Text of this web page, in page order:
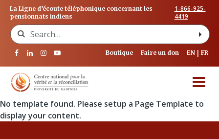
La Ligne d’écoute téléphonique concernant les
pensionnats indiens
1-866-925-
4419
Search for:
Boutique Faire un don EN FR
No template found. Please setup a Page Template to
display your content.